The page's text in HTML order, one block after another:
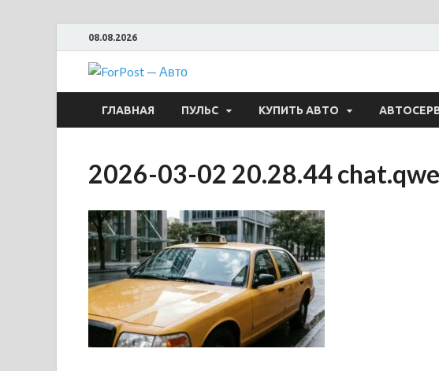
08.08.2026
ForPost — Авто
ГЛАВНАЯ ПУЛЬС КУПИТЬ АВТО
2026-03-02 20.28.44